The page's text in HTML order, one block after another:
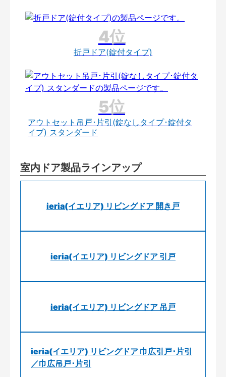
折戸ドア(錠付タイプ)
アウトセット吊戸･片引(錠なしタイプ･錠付タ
イプ) スタンダード
室内ドア製品ラインアップ
ieria(イエリア) リビングドア 開き戸
ieria(イエリア) リビングドア 引戸
ieria(イエリア) リビングドア 吊戸
ieria(イエリア) リビングドア 巾広引戸･片引
／巾広吊戸･片引